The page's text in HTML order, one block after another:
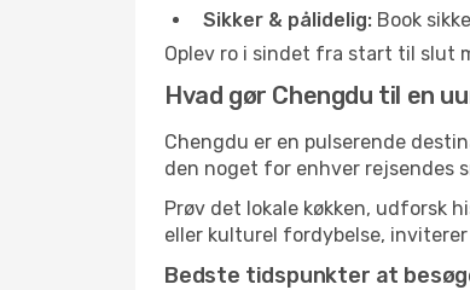
Sikker & pålidelig: Book
Oplev ro i sindet fra start til slut
Hvad gør Chengdu til en
Chengdu er en pulserende
den noget for enhver rejsendes
Prøv det lokale køkken, udforsk
eller kulturel fordybelse,
Bedste tidspunkter at